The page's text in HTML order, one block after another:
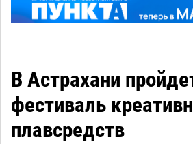
В Астрахани
фестиваль
плавсредств